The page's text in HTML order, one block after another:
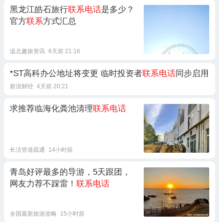
黑龙江皓石旅行联系电话是多少？
官方联系方式汇总
追北趣旅资讯 6天前 21:16
*ST高科办公地址将变更 临时投资者联系电话同步启用
新浪财经 4天前 20:21
求推荐临海化粪池清理联系电话
长洁管道疏通 14小时前
青岛好评最多的导游，5天跟团，
网友力荐不踩雷！ 联系电话
全国最新旅游攻略 15小时前